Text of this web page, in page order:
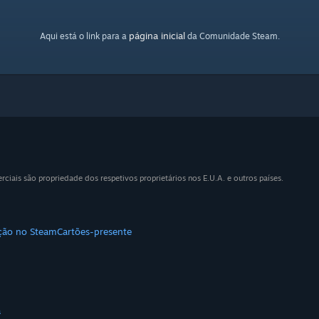
Aqui está o link para a página inicial da Comunidade Steam.
são propriedade dos respetivos proprietários nos E.U.A. e outros países.
no SteamCartões-presente